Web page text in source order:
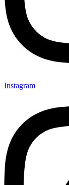
Instagram